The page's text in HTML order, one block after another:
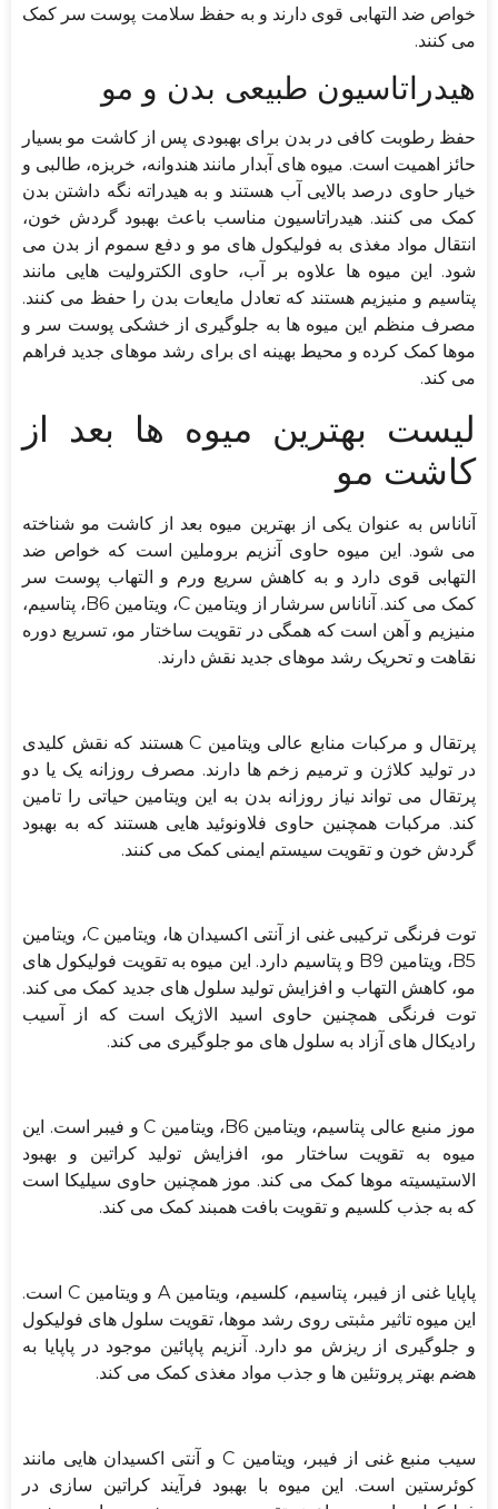
خواص ضد التهابی قوی دارند و به حفظ سلامت پوست سر کمک
می کنند.
هیدراتاسیون طبیعی بدن و مو
حفظ رطوبت کافی در بدن برای بهبودی پس از کاشت مو بسیار
حائز اهمیت است. میوه های آبدار مانند هندوانه، خربزه، طالبی و
خیار حاوی درصد بالایی آب هستند و به هیدراته نگه داشتن بدن
کمک می کنند. هیدراتاسیون مناسب باعث بهبود گردش خون،
انتقال مواد مغذی به فولیکول های مو و دفع سموم از بدن می
شود. این میوه ها علاوه بر آب، حاوی الکترولیت هایی مانند
پتاسیم و منیزیم هستند که تعادل مایعات بدن را حفظ می کنند.
مصرف منظم این میوه ها به جلوگیری از خشکی پوست سر و
موها کمک کرده و محیط بهینه ای برای رشد موهای جدید فراهم
می کند.
لیست بهترین میوه ها بعد از
کاشت مو
آناناس به عنوان یکی از بهترین میوه بعد از کاشت مو شناخته
می شود. این میوه حاوی آنزیم بروملین است که خواص ضد
التهابی قوی دارد و به کاهش سریع ورم و التهاب پوست سر
کمک می کند. آناناس سرشار از ویتامین C، ویتامین B6، پتاسیم،
منیزیم و آهن است که همگی در تقویت ساختار مو، تسریع دوره
نقاهت و تحریک رشد موهای جدید نقش دارند.
پرتقال و مرکبات منابع عالی ویتامین C هستند که نقش کلیدی
در تولید کلاژن و ترمیم زخم ها دارند. مصرف روزانه یک یا دو
پرتقال می تواند نیاز روزانه بدن به این ویتامین حیاتی را تامین
کند. مرکبات همچنین حاوی فلاونوئید هایی هستند که به بهبود
گردش خون و تقویت سیستم ایمنی کمک می کنند.
توت فرنگی ترکیبی غنی از آنتی اکسیدان ها، ویتامین C، ویتامین
B5، ویتامین B9 و پتاسیم دارد. این میوه به تقویت فولیکول های
مو، کاهش التهاب و افزایش تولید سلول های جدید کمک می کند.
توت فرنگی همچنین حاوی اسید الاژیک است که از آسیب
رادیکال های آزاد به سلول های مو جلوگیری می کند.
موز منبع عالی پتاسیم، ویتامین B6، ویتامین C و فیبر است. این
میوه به تقویت ساختار مو، افزایش تولید کراتین و بهبود
الاستیسیته موها کمک می کند. موز همچنین حاوی سیلیکا است
که به جذب کلسیم و تقویت بافت همبند کمک می کند.
پاپایا غنی از فیبر، پتاسیم، کلسیم، ویتامین A و ویتامین C است.
این میوه تاثیر مثبتی روی رشد موها، تقویت سلول های فولیکول
و جلوگیری از ریزش مو دارد. آنزیم پاپائین موجود در پاپایا به
هضم بهتر پروتئین ها و جذب مواد مغذی کمک می کند.
سیب منبع غنی از فیبر، ویتامین C و آنتی اکسیدان هایی مانند
کوئرستین است. این میوه با بهبود فرآیند کراتین سازی در